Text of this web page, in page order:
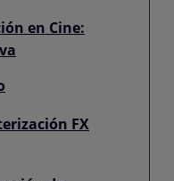
en Cine:
FX